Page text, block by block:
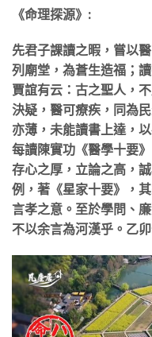
《命理探源》:
先君子課讀之暇，嘗以
列廟堂，為蒼生造福；
賈誼有云：古之聖人，
決疑，醫可療疾，同為
亦薄，未能讀書上達，
每讀陳實功《醫學十要
存心之厚，立論之高，
例，著《星家十要》，
言孝之意。至於學問、
不以余言為河漢乎。乙